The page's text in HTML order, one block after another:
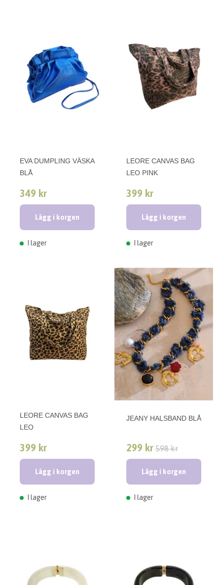
EVA DUMPLING VÄSKA
BLÅ
349 kr
Lägg i korgen
I lager
LEORE CANVAS BAG
LEO PINK
399 kr
Lägg i korgen
I lager
LEORE CANVAS BAG
LEO
399 kr
Lägg i korgen
I lager
JEANY HALSBAND BLÅ
299 kr 598 kr
Lägg i korgen
I lager